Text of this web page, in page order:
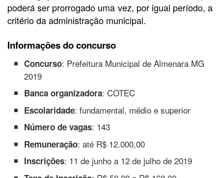
poderá ser prorrogado uma vez, por igual período, a
critério da administração municipal.
Informações do concurso
Concurso: Prefeitura Municipal de Almenara MG
2019
Banca organizadora: COTEC
Escolaridade: fundamental, médio e superior
Número de vagas: 143
Remuneração: até R$ 12.000,00
Inscrições: 11 de junho a 12 de julho de 2019